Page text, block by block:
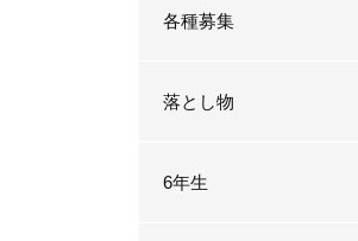
各種募集
落とし物
6年生